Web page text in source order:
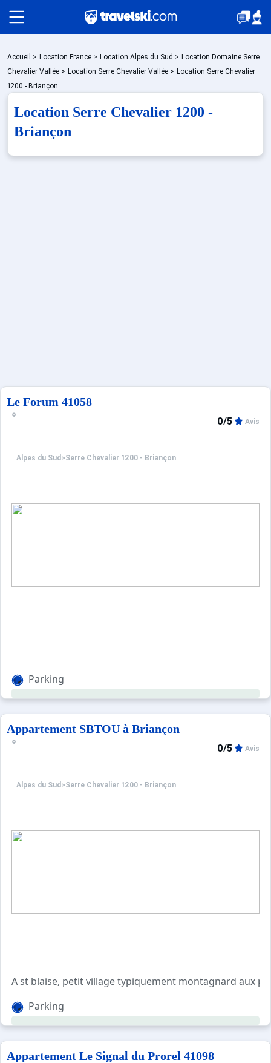
Packages
Accueil > Location France > Location Alpes du Sud > Location Domaine Serre
Chevalier Vallée > Location Serre Chevalier Vallée > Location Serre Chevalier
1200 - Briançon
Location Serre Chevalier 1200 -
Briançon
Le Forum 41058
Alpes du Sud >Serre Chevalier 1200 - Briançon
0/5 Avis
Parking
Appartement SBTOU à Briançon
Alpes du Sud >Serre Chevalier 1200 - Briançon
0/5 Avis
A st blaise, petit village typiquement montagnard aux
Prestations de qualité, architecture originale et beaux
Les enfants se réjouiront du grand jardin non attenant
Parking
Appartement Le Signal du Prorel 41098